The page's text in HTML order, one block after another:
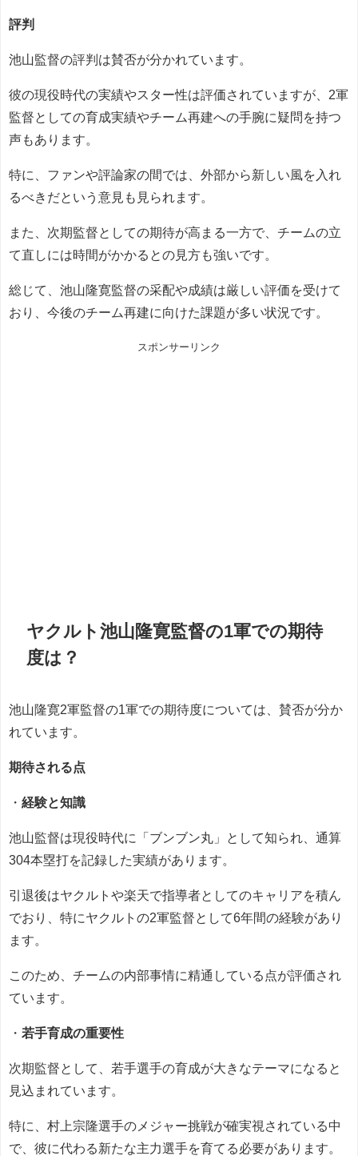
評判
池山監督の評判は賛否が分かれています。
彼の現役時代の実績やスター性は評価されていますが、2軍
監督としての育成実績やチーム再建への手腕に疑問を持つ
声もあります。
特に、ファンや評論家の間では、外部から新しい風を入れ
るべきだという意見も見られます。
また、次期監督としての期待が高まる一方で、チームの立
て直しには時間がかかるとの見方も強いです。
総じて、池山隆寛監督の采配や成績は厳しい評価を受けて
おり、今後のチーム再建に向けた課題が多い状況です。
スポンサーリンク
ヤクルト池山隆寛監督の1軍での期待
度は？
池山隆寛2軍監督の1軍での期待度については、賛否が分か
れています。
期待される点
・ 経験と知識
池山監督は現役時代に「ブンブン丸」として知られ、通算
304本塁打を記録した実績があります。
引退後はヤクルトや楽天で指導者としてのキャリアを積ん
でおり、特にヤクルトの2軍監督として6年間の経験があり
ます。
このため、チームの内部事情に精通している点が評価され
ています。
・ 若手育成の重要性
次期監督として、若手選手の育成が大きなテーマになると
見込まれています。
特に、村上宗隆選手のメジャー挑戦が確実視されている中
で、彼に代わる新たな主力選手を育てる必要があります。